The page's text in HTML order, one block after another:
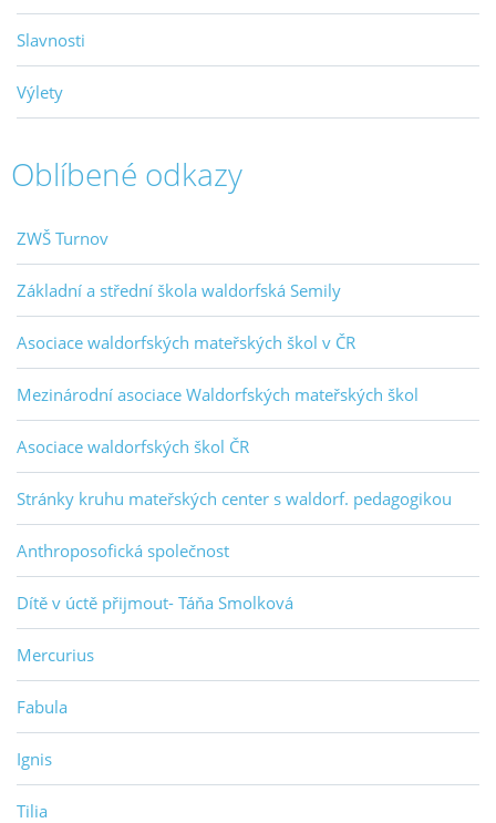
Slavnosti
Výlety
Oblíbené odkazy
ZWŠ Turnov
Základní a střední škola waldorfská Semily
Asociace waldorfských mateřských škol v ČR
Mezinárodní asociace Waldorfských mateřských škol
Asociace waldorfských škol ČR
Stránky kruhu mateřských center s waldorf. pedagogikou
Anthroposofická společnost
Dítě v úctě přijmout- Táňa Smolková
Mercurius
Fabula
Ignis
Tilia